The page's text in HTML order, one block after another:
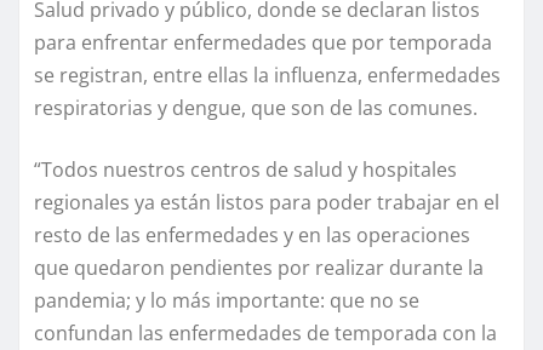
Salud privado y público, donde se declaran listos
para enfrentar enfermedades que por temporada
se registran, entre ellas la influenza, enfermedades
respiratorias y dengue, que son de las comunes.
“Todos nuestros centros de salud y hospitales
regionales ya están listos para poder trabajar en el
resto de las enfermedades y en las operaciones
que quedaron pendientes por realizar durante la
pandemia; y lo más importante: que no se
confundan las enfermedades de temporada con la